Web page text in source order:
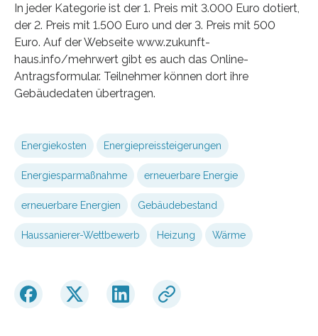
In jeder Kategorie ist der 1. Preis mit 3.000 Euro dotiert,
der 2. Preis mit 1.500 Euro und der 3. Preis mit 500
Euro. Auf der Webseite www.zukunft-
haus.info/mehrwert gibt es auch das Online-
Antragsformular. Teilnehmer können dort ihre
Gebäudedaten übertragen.
Energiekosten Energiepreissteigerungen
Energiesparmaßnahme erneuerbare Energie
erneuerbare Energien Gebäudebestand
Haussanierer-Wettbewerb Heizung Wärme